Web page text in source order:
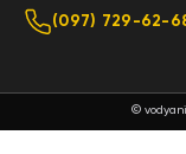
(097) 729-62-
©